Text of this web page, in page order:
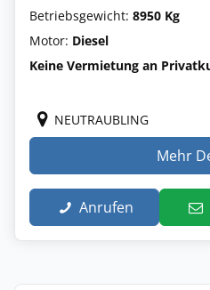
Betriebsgewicht: 8950 Kg
Motor: Diesel
Keine Vermietung an
NEUTRAUBLING
Mehr
Anrufen